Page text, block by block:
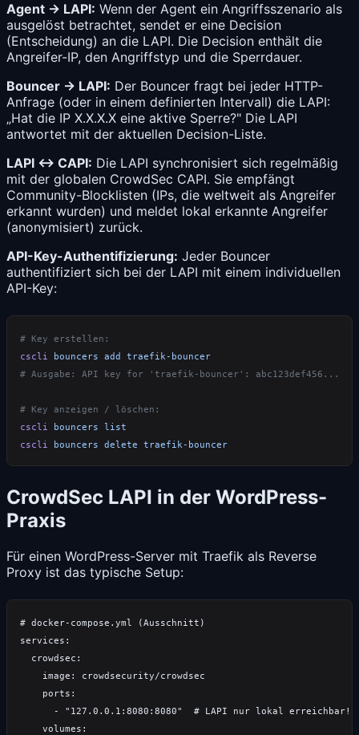
Agent → LAPI: Wenn der Agent ein Angriffsszenario als
ausgelöst betrachtet, sendet er eine Decision
(Entscheidung) an die LAPI. Die Decision enthält die
Angreifer-IP, den Angriffstyp und die Sperrdauer.
Bouncer → LAPI: Der Bouncer fragt bei jeder HTTP-
Anfrage (oder in einem definierten Intervall) die LAPI:
„Hat die IP X.X.X.X eine aktive Sperre?" Die LAPI
antwortet mit der aktuellen Decision-Liste.
LAPI ↔ CAPI: Die LAPI synchronisiert sich regelmäßig
mit der globalen CrowdSec CAPI. Sie empfängt
Community-Blocklisten (IPs, die weltweit als Angreifer
erkannt wurden) und meldet lokal erkannte Angreifer
(anonymisiert) zurück.
API-Key-Authentifizierung: Jeder Bouncer
authentifiziert sich bei der LAPI mit einem individuellen
API-Key:
cscli bouncers add
cscli bouncers
cscli bouncers delete
CrowdSec LAPI in der WordPress-
Praxis
Für einen WordPress-Server mit Traefik als Reverse
Proxy ist das typische Setup: